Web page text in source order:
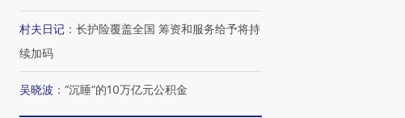
村夫日记 ： 长护险覆盖全国 筹资和服务给予将持
续加码
吴晓波 ： “沉睡”的10万亿元公积金